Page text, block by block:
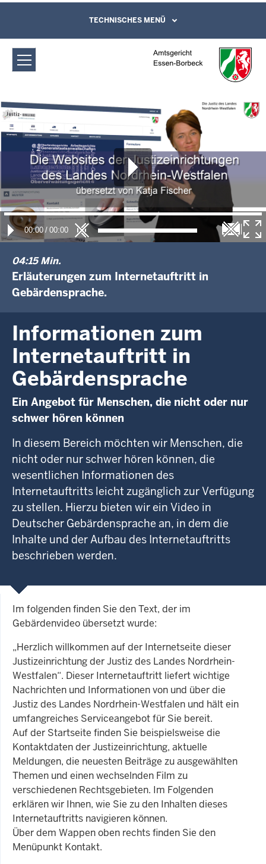
Amtsgericht Essen-Borbeck:
Gebärdensprache
Direkt zum Inhalt
Leichte Sprache, Gebärdensprachenvideo
und Kontaktformular
TECHNISCHES MENÜ
00:00 / 00:00
04:15 Min.
Erläuterungen zum Internetauftritt in
Gebärdensprache.
Informationen zum
Internetauftritt in
Gebärdensprache
Ein Angebot für Menschen, die nicht oder nur
schwer hören können
In diesem Bereich möchten wir Menschen, die
nicht oder nur schwer hören können, die
wesentlichen Informationen des
Internetauftritts leicht zugänglich zur Verfügung
zu stellen. Hierzu bieten wir ein Video in
Deutscher Gebärdensprache an, in dem die
Inhalte und der Aufbau des Internetauftritts
beschrieben werden.
Im folgenden finden Sie den Text, der im
Gebärdenvideo übersetzt wurde:
„Herzlich willkommen auf der Internetseite dieser
Justizeinrichtung der Justiz des Landes Nordrhein-
Westfalen“. Dieser Internetauftritt liefert wichtige
Nachrichten und Informationen von und über die
Justiz des Landes Nordrhein-Westfalen und hält ein
umfangreiches Serviceangebot für Sie bereit.
Auf der Startseite finden Sie beispielsweise die
Kontaktdaten der Justizeinrichtung, aktuelle
Meldungen, die neuesten Beiträge zu ausgewählten
Themen und einen wechselnden Film zu
verschiedenen Rechtsgebieten. Im Folgenden
erklären wir Ihnen, wie Sie zu den Inhalten dieses
Internetauftritts navigieren können.
Über dem Wappen oben rechts finden Sie den
Menüpunkt Kontakt.